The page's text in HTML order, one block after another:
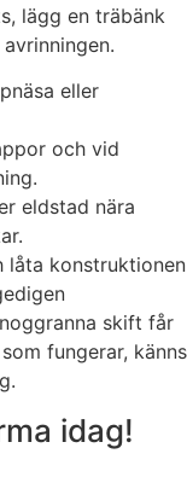
lägg en träbänk
eller
och vid
eldstad nära
konstruktionen
skift får
fungerar, känns
idag!